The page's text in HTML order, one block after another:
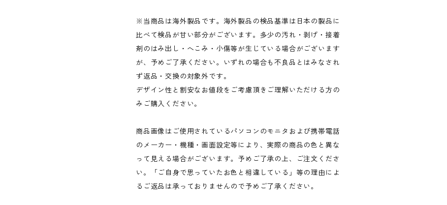
※当商品は海外製品です。海外製品の検品基準は日本の製品に
比べて検品が甘い部分がございます。多少の汚れ・剥げ・接着
剤のはみ出し・へこみ・小傷等が生じている場合がございます
が、予めご了承ください。いずれの場合も不良品とはみなされ
ず返品・交換の対象外です。
デザイン性と割安なお値段をご考慮頂きご理解いただける方の
みご購入ください。
商品画像はご使用されているパソコンのモニタおよび携帯電話
のメーカー・機種・画面設定等により、実際の商品の色と異な
って見える場合がございます。予めご了承の上、ご注文くださ
い。「ご自身で思っていたお色と相違している」等の理由によ
るご返品は承っておりませんので予めご了承ください。